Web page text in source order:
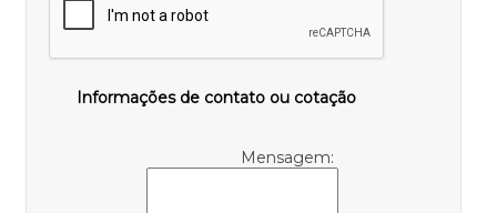
Informações de contato ou cotação
Mensagem: